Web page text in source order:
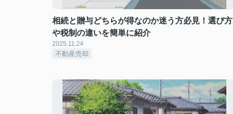
相続と贈与どちらが得なのか迷う方必見！選び方
や税制の違いを簡単に紹介
2025.11.24
不動産売却